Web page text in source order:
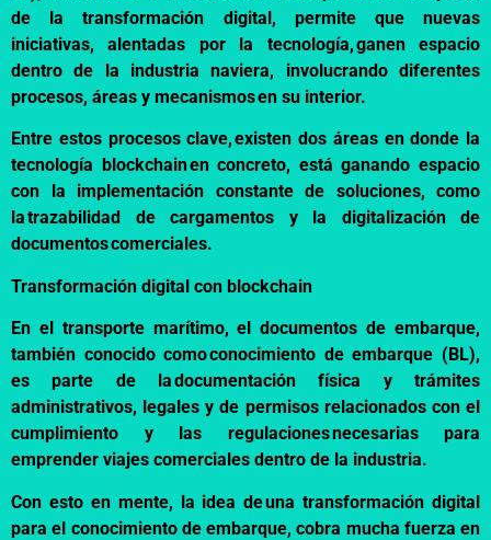
de la transformación digital, permite que nuevas
iniciativas, alentadas por la tecnología, ganen espacio
dentro de la industria naviera, involucrando diferentes
procesos, áreas y mecanismos en su interior.
Entre estos procesos clave, existen dos áreas en donde la
tecnología blockchain en concreto, está ganando espacio
con la implementación constante de soluciones, como
la trazabilidad de cargamentos y la digitalización de
documentos comerciales.
Transformación digital con blockchain
En el transporte marítimo, el documentos de embarque,
también conocido como conocimiento de embarque (BL),
es parte de la documentación física y trámites
administrativos, legales y de permisos relacionados con el
cumplimiento y las regulaciones necesarias para
emprender viajes comerciales dentro de la industria.
Con esto en mente, la idea de una transformación digital
para el conocimiento de embarque, cobra mucha fuerza en